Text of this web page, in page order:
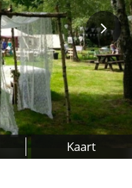
Kaart